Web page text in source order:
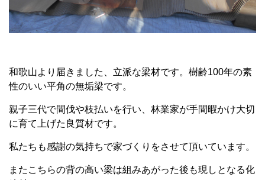
和歌山より届きました、立派な梁材です。樹齢100年の素
性のいい平角の無垢梁です。
親子三代で間伐や枝払いを行い、林業家が手間暇かけ大切
に育て上げた良質材です。
私たちも感謝の気持ちで家づくりをさせて頂いています。
またこちらの背の高い梁は組みあがった後も現しとなる化